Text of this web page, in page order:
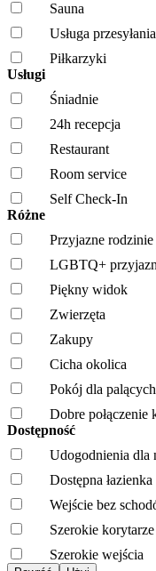
Sauna
Usługa
Piłkarzyki
Usługi
Śniadnie
24h recepcja
Restaurant
Room service
Self Check-In
Różne
Przyjazne rodzinie
LGBTQ+
Piękny widok
Zwierzęta
Zakupy
Cicha okolica
Pokój dla palących
Dobre połączenie
Dostępność
Udogodnienia dla
Dostępna łazienka
Wejście bez
Szerokie korytarze
Szerokie wejścia